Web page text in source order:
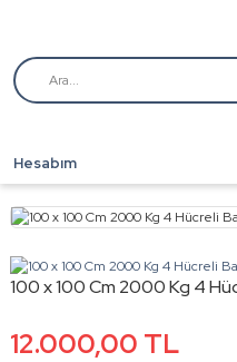
Hesabım
100 x 100 Cm 2000 Kg 4
12.000,00 TL